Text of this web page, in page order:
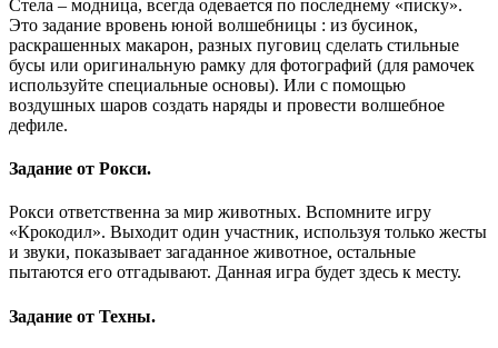
Стела – модница, всегда одевается по последнему «писку».
Это задание вровень юной волшебницы : из бусинок,
раскрашенных макарон, разных пуговиц сделать стильные
бусы или оригинальную рамку для фотографий (для рамочек
используйте специальные основы). Или с помощью
воздушных шаров создать наряды и провести волшебное
дефиле.
Задание от Рокси.
Рокси ответственна за мир животных. Вспомните игру
«Крокодил». Выходит один участник, используя только жесты
и звуки, показывает загаданное животное, остальные
пытаются его отгадывают. Данная игра будет здесь к месту.
Задание от Техны.